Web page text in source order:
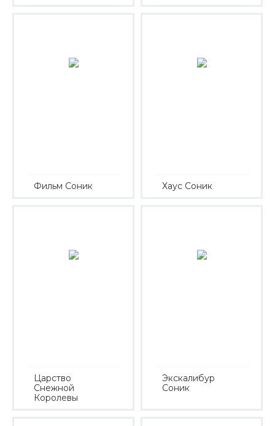
Фильм Соник Хаус Соник
Царство
Снежной
Королевы
Экскалибур
Соник